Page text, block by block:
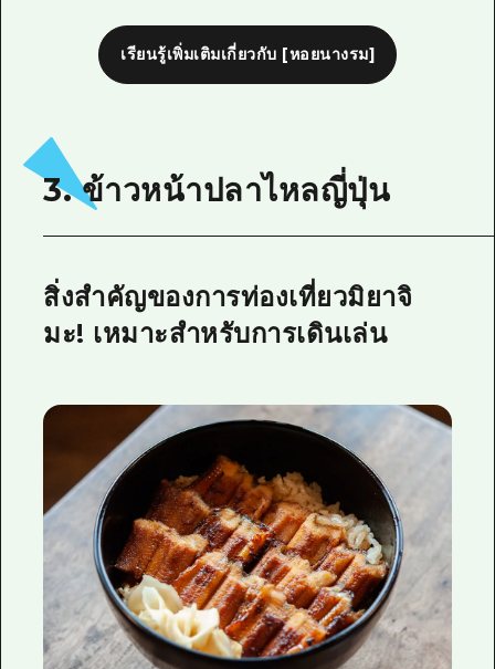
เรียนรู้เพิ่มเติมเกี่ยวกับ [หอยนางรม]
3. ข้าวหน้าปลาไหลญี่ปุ่น
สิ่งสำคัญของการท่องเที่ยวมิยาจิ
มะ! เหมาะสำหรับการเดินเล่น